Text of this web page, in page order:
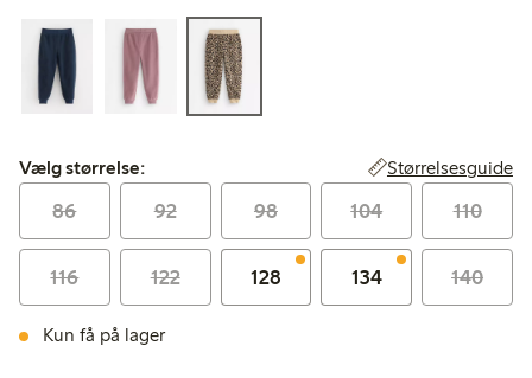
Vælg størrelse:
Vælg størrelse: Størrelsesguide
86 92 98 104 110
116 122 128 134 140
Kun få på lager